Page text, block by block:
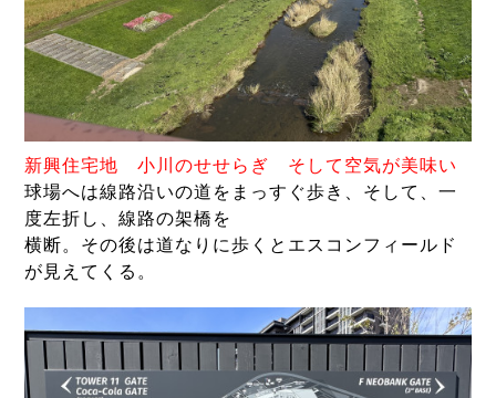
新興住宅地 小川のせせらぎ そして空気が美味い
球場へは線路沿いの道をまっすぐ歩き、そして、一
度左折し、線路の架橋を
横断。その後は道なりに歩くとエスコンフィールド
が見えてくる。